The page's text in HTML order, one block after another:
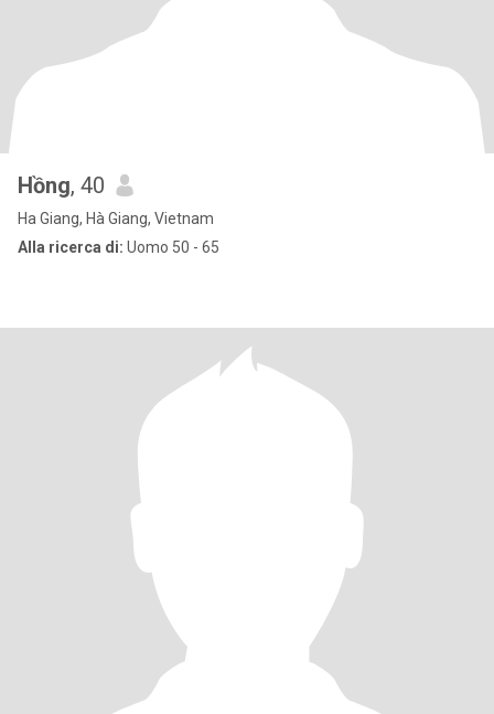
Hồng, 40
Ha Giang, Hà Giang, Vietnam
Alla ricerca di: Uomo 50 - 65